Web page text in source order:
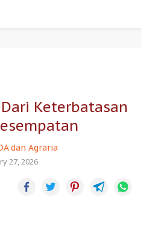
Keterbatasan
dan Agraria
27, 2026